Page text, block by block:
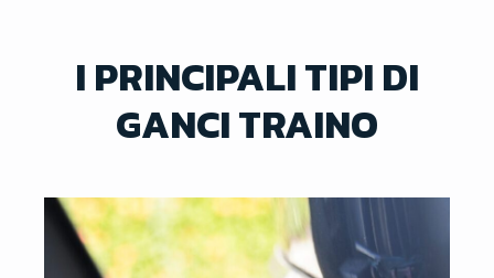
I PRINCIPALI TIPI DI
GANCI TRAINO